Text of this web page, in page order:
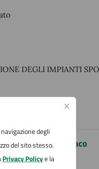
degli
del sito stesso.
Privacy Policye la
DEGLI IMPIANTI
e del Sindaco
213